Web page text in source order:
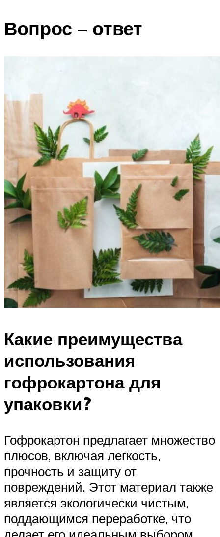
Вопрос – ответ
Какие преимущества
использования
гофрокартона для
упаковки?
Гофрокартон предлагает множество
плюсов, включая легкость,
прочность и защиту от
повреждений. Этот материал также
является экологически чистым,
поддающимся переработке, что